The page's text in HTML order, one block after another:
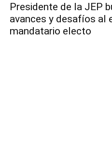
Presidente de la JEP
avances y desafíos al
mandatario electo